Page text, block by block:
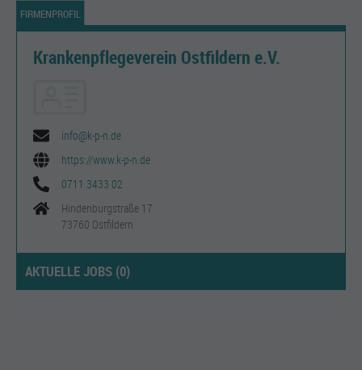
FIRMENPROFIL
Krankenpflegeverein Ostfildern e.V.
info@k-p-n.de
https://www.k-p-n.de
0711 3433 02
Hindenburgstraße 17
73760 Ostfildern
AKTUELLE JOBS (0)